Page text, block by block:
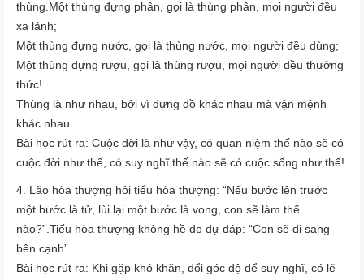
thùng. Một thùng đựng phân, gọi là thùng phân, mọi người đều
xa lánh;
Một thùng đựng nước, gọi là thùng nước, mọi người đều dùng;
Một thùng đựng rượu, gọi là thùng rượu, mọi người đều thưởng
thức!
Thùng là như nhau, bởi vì đựng đồ khác nhau mà vận mệnh
khác nhau.
Bài học rút ra: Cuộc đời là như vậy, có quan niệm thế nào sẽ có
cuộc đời như thế, có suy nghĩ thế nào sẽ có cuộc sống như thế!
4. Lão hòa thượng hỏi tiểu hòa thượng: “Nếu bước lên trước
một bước là tử, lùi lại một bước là vong, con sẽ làm thế
nào?”. Tiểu hòa thượng không hề do dự đáp: “Con sẽ đi sang
bên cạnh”.
Bài học rút ra: Khi gặp khó khăn, đổi góc độ để suy nghĩ, có lẽ